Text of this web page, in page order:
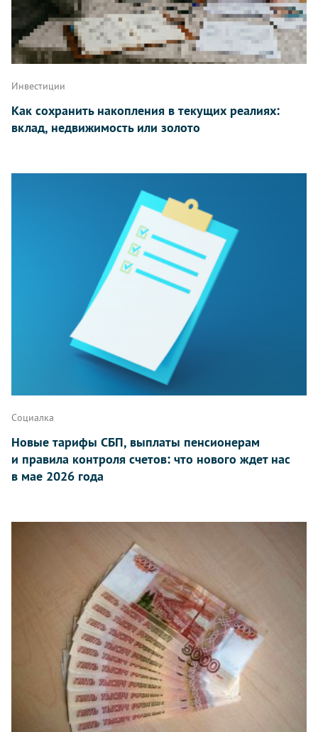
Инвестиции
Как сохранить накопления в текущих реалиях:
вклад, недвижимость или золото
Социалка
Новые тарифы СБП, выплаты пенсионерам
и правила контроля счетов: что нового ждет нас
в мае 2026 года